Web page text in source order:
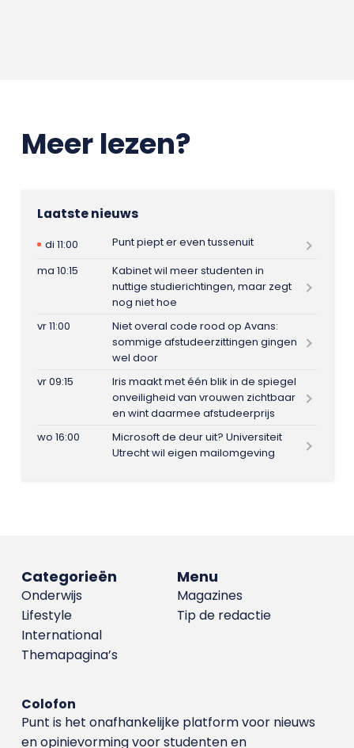
Meer lezen?
Laatste nieuws
di 11:00
Punt piept er even tussenuit
ma 10:15
Kabinet wil meer studenten in
nuttige studierichtingen, maar zegt
nog niet hoe
vr 11:00
Niet overal code rood op Avans:
sommige afstudeerzittingen gingen
wel door
vr 09:15
Iris maakt met één blik in de spiegel
onveiligheid van vrouwen zichtbaar
en wint daarmee afstudeerprijs
wo 16:00
Microsoft de deur uit? Universiteit
Utrecht wil eigen mailomgeving
Menu
Magazines
Tip de redactie
Categorieën
Onderwijs
Lifestyle
International
Themapagina’s
Colofon
Punt is het onafhankelijke platform voor nieuws
en opinievorming voor studenten en